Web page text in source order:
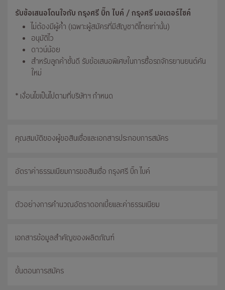
รับข้อเสนอโดนใจกับ กรุงศรี บิ๊ก ไบค์ / กรุงศรี มอเตอร์ไซค์
ไม่ต้องมีผู้ค้ำ (เฉพาะผู้สมัครที่มีสัญชาติไทยเท่านั้น)
อนุมัติไว
ดาวน์น้อย
สำหรับลูกค้าชั้นดี รับข้อเสนอพิเศษในการซื้อรถจักรยานยนต์คัน
ใหม่
* เงื่อนไขเป็นไปตามที่บริษัทฯ กำหนด
คุณสมบัติของผู้ขอสินเชื่อและเอกสารประกอบการสมัคร
อัตราค่าธรรมเนียมการขอสินเชื่อ กรุงศรี บิ๊ก ไบค์
ตัวอย่างการคำนวณอัตราดอกเบี้ยและค่าธรรมเนียม
เอกสารข้อมูลสำคัญของผลิตภัณฑ์
ขั้นตอนการสมัคร